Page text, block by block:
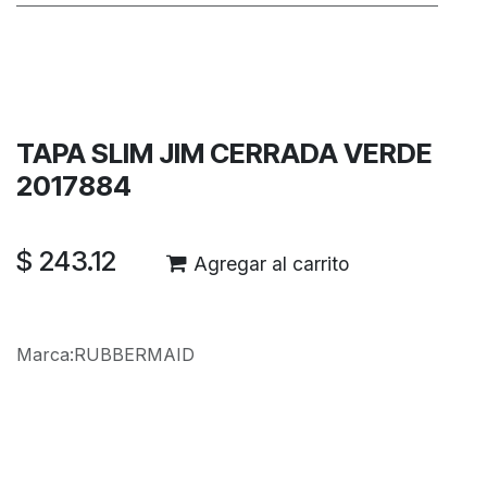
TAPA SLIM JIM CERRADA VERDE
2017884
$ 243.12 Agregar al carrito
Marca:RUBBERMAID